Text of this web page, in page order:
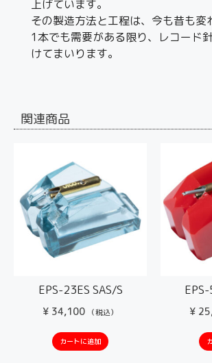
上げています。
その製造方法と工程は、今も昔も変
1本でも需要がある限り、レコード
けてまいります。
関連商品
EPS-23ES SAS/S
¥ 34,100 （税込）
カートに追加
¥